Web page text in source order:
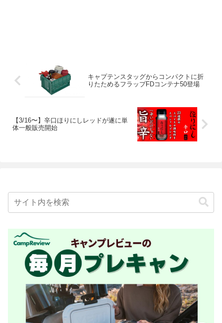
キャプテンスタッグからコンパクトに折
りたためるフラップFDコンテナ50登場
【3/16〜】辛口ほりにしレッドが遂に単
体一般販売開始